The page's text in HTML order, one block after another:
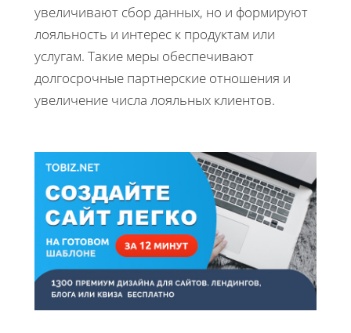
увеличивают сбор данных, но и формируют
лояльность и интерес к продуктам или
услугам. Такие меры обеспечивают
долгосрочные партнерские отношения и
увеличение числа лояльных клиентов.